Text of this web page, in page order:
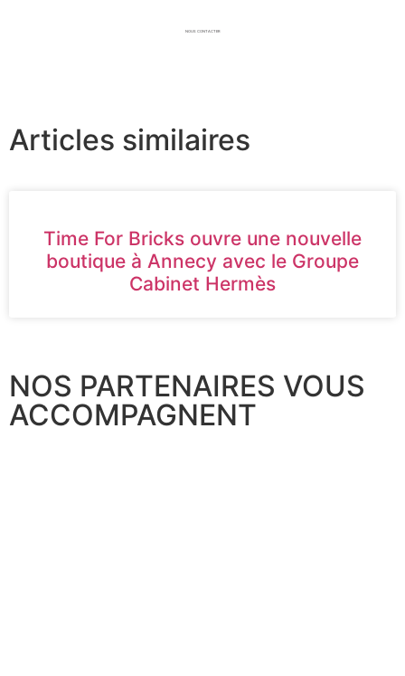
NOUS CONTACTER
Time For Bricks ouvre une nouvelle
boutique à Annecy avec le Groupe
Cabinet Hermès
Articles similaires
NOS PARTENAIRES VOUS
ACCOMPAGNENT